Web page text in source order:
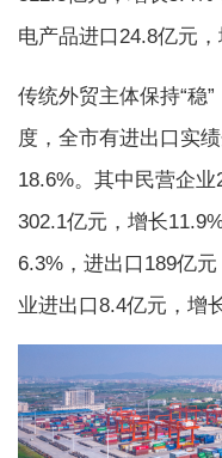
电产品进口24.8亿元，
传统外贸主体保持“稳
度，全市有进出口实
18.6%。其中民营企
302.1亿元，增长
6.3%，进出口189亿
业进出口8.4亿元，增